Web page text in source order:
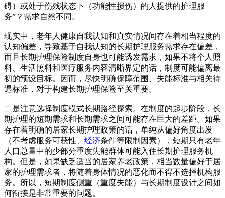
碍）或处于伤残状态下（功能性损伤）的人提供的护理服
务”？需求自然不同。
现实中，老年人健康自我认知和真实情况间存在着相当程度的
认知偏差，导致基于自我认知的长期护理服务需求存在偏差，
而且长期护理保险制度自身也可能诱发需求，如果不将个人照
料、生活照料和医疗服务内容清晰界定的话，制度可能偏离最
初的预设目标。因而，尽快明确保障范围、失能标准与相关待
遇标准，对于构建长期护理保险至关重要。
二是注意选择制度模式长期路径探索。在制度的起步阶段，长
期护理的短期需求和长期需求之间可能存在巨大的差距。如果
存在着明确的居家长期护理政策的话，单纯从偏好角度出发
（不考虑服务可获性、 经济条件等限制因素），短期只有老年
人口总量中的少部分重度失能群体可能入住长期护理服务机
构。但是，如果缺乏适当的居家养老政策，相当数量偏好于居
家的护理需求者，将随着身体情况的恶化而不得不选择机构服
务。所以，短期制度侧重（重度失能）与长期制度设计之间如
何衔接是非常重要的问题。